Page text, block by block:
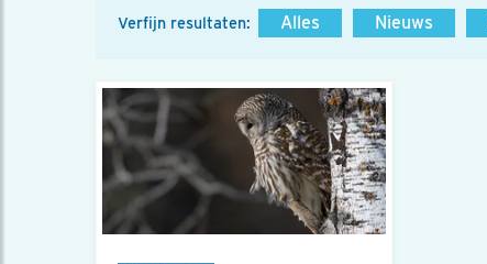
Verfijn resultaten: Alles Nieuws